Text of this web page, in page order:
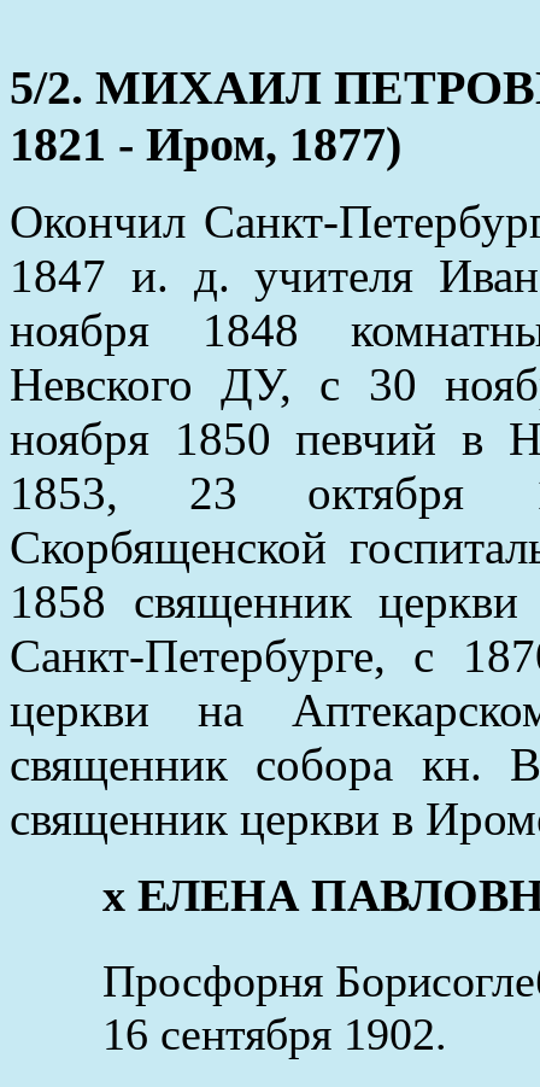
5/2. МИХАИЛ
1821 - Иром, 1877)
Окончил Санкт-
1847 и. д. учителя
ноября 1848
Невского ДУ, с 30
ноября 1850 певчий в
1853, 23 октября
Скорбященской
1858 священник церкви
Санкт-Петербурге, с
церкви на
священник собора кн.
священник церкви в
x ЕЛЕНА ПАВЛОВНА
Просфорня
16 сентября 1902.